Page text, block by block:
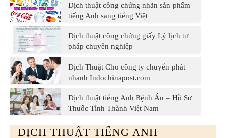
Dịch thuật công chứng nhãn sản phẩm
tiếng Anh sang tiếng Việt
Dịch thuật công chứng giấy Lý lịch tư
pháp chuyên nghiệp
Dịch Thuật Cho công ty chuyển phát
nhanh Indochinapost.com
Dịch thuật tiếng Anh Bệnh Án – Hồ Sơ
Thuốc Tỉnh Thành Việt Nam
DỊCH THUẬT TIẾNG ANH